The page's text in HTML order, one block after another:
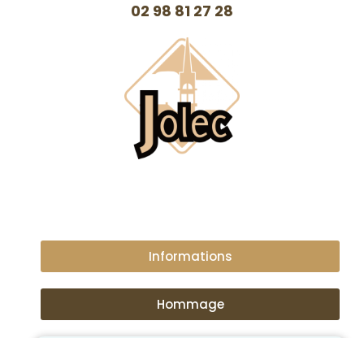
02 98 81 27 28
Informations
Hommage